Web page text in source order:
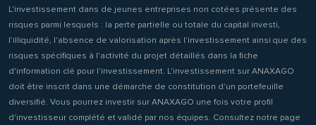
L'investissement dans de jeunes entreprises non cotées présente des
risques parmi lesquels : la perte partielle ou totale du capital investi,
l'illiquidité, l'absence de valorisation après l'investissement ainsi que des
risques spécifiques à l'activité du projet détaillés dans la fiche
d'information clé pour l'investissement. L'investissement sur ANAXAGO
doit être inscrit dans une démarche de constitution d'un portefeuille
diversifié. Vous pourrez investir sur ANAXAGO une fois votre profil
d'investisseur complété et validé par nos équipes. Consultez notre page